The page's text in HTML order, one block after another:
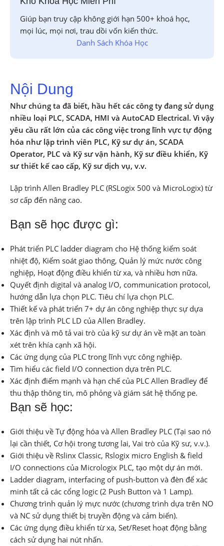
Giúp bạn truy cập không giới hạn 500+ khoá học,
mọi lúc, mọi nơi, trau dồi vốn kiến thức.
Danh Sách Khóa Học
Nội Dung
Như chúng ta đã biết, hầu hết các công ty đang sử dụng
nhiều loại PLC, SCADA, HMI và AutoCAD Electrical. Vì vậy
yêu cầu rất lớn của các công việc trong lĩnh vực tự động
hóa như lập trình viên PLC, Kỹ sư dự án, SCADA
Operator, PLC và Kỹ sư vận hành, Kỹ sư điều khiển, Kỹ
sư thiết kế cao cấp, Kỹ sư dịch vụ, v.v.
Lập trình Allen Bradley PLC (RSLogix 500 và MicroLogix) từ
sơ cấp đến nâng cao.
Bạn sẽ học được gì:
Phát triển PLC ladder diagram cho Hệ thống kiểm soát
nhiệt độ, Kiểm soát giao thông, Quản lý mức nước công
nghiệp, Hoạt động điều khiển từ xa, và nhiều hơn nữa.
Quyết định digital và analog I/O, communication protocol,
hướng dẫn lựa chọn PLC. Tiêu chí lựa chọn PLC.
Thiết kế và phát triển 7+ dự án công nghiệp thực sự dựa
trên lập trình PLC LD của Allen Bradley.
Xác định và mô tả vai trò của kỹ sư dự án về mặt an toàn
xét trên khía cạnh xã hội.
Các ứng dụng của PLC trong lĩnh vực công nghiệp.
Tìm hiểu các field I/O connection dựa trên PLC.
Xác định điểm mạnh và hạn chế của PLC Allen Bradley để
thu thập thông tin, mô phỏng và giám sát hệ thống pe.
Bạn sẽ học:
Giới thiệu về Tự động hóa và Allen Bradley PLC (Tại sao nó
lại cần thiết, Cơ hội trong tương lai, Vai trò của Kỹ sư, v.v.).
Giới thiệu về Rslinx Classic, Rslogix micro English & field
I/O connections của Micrologix PLC, tạo một dự án mới.
Ladder diagram, interfacing of push-button và đèn để xác
minh tất cả các cổng logic (2 Push Button và 1 Lamp).
Chương trình quản lý mực nước (chương trình dựa trên NO
và NC sử dụng thiết bị truyền động và cảm biến).
Các ứng dụng điều khiển từ xa, Set/Reset hoạt động bằng
cách sử dụng hai nút nhấn.